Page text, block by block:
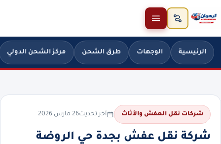
تخطَّ إلى المحتوى
الرئيسية الوجهات طرق الشحن مركز الشحن الدولي
شركات نقل العفش والأثاث آخر تحديث26 مارس 2026
شركة نقل عفش بجدة حي الروضة